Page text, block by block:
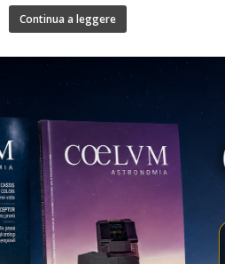
Continua a leggere